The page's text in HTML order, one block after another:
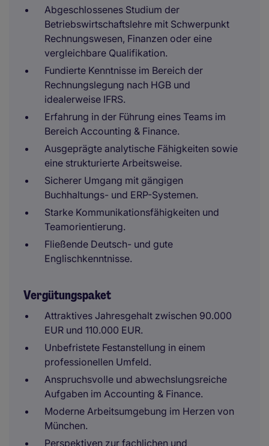
Abgeschlossenes Studium der
Betriebswirtschaftslehre mit Schwerpunkt
Rechnungswesen, Finanzen oder eine
vergleichbare Qualifikation.
Fundierte Kenntnisse im Bereich der
Rechnungslegung nach HGB und
idealerweise IFRS.
Erfahrung in der Führung eines Teams im
Bereich Accounting & Finance.
Ausgeprägte analytische Fähigkeiten sowie
eine strukturierte Arbeitsweise.
Sicherer Umgang mit gängigen
Buchhaltungs- und ERP-Systemen.
Starke Kommunikationsfähigkeiten und
Teamorientierung.
Fließende Deutsch- und gute
Englischkenntnisse.
Vergütungspaket
Attraktives Jahresgehalt zwischen 90.000
EUR und 110.000 EUR.
Unbefristete Festanstellung in einem
professionellen Umfeld.
Anspruchsvolle und abwechslungsreiche
Aufgaben im Accounting & Finance.
Moderne Arbeitsumgebung im Herzen von
München.
Perspektiven zur fachlichen und